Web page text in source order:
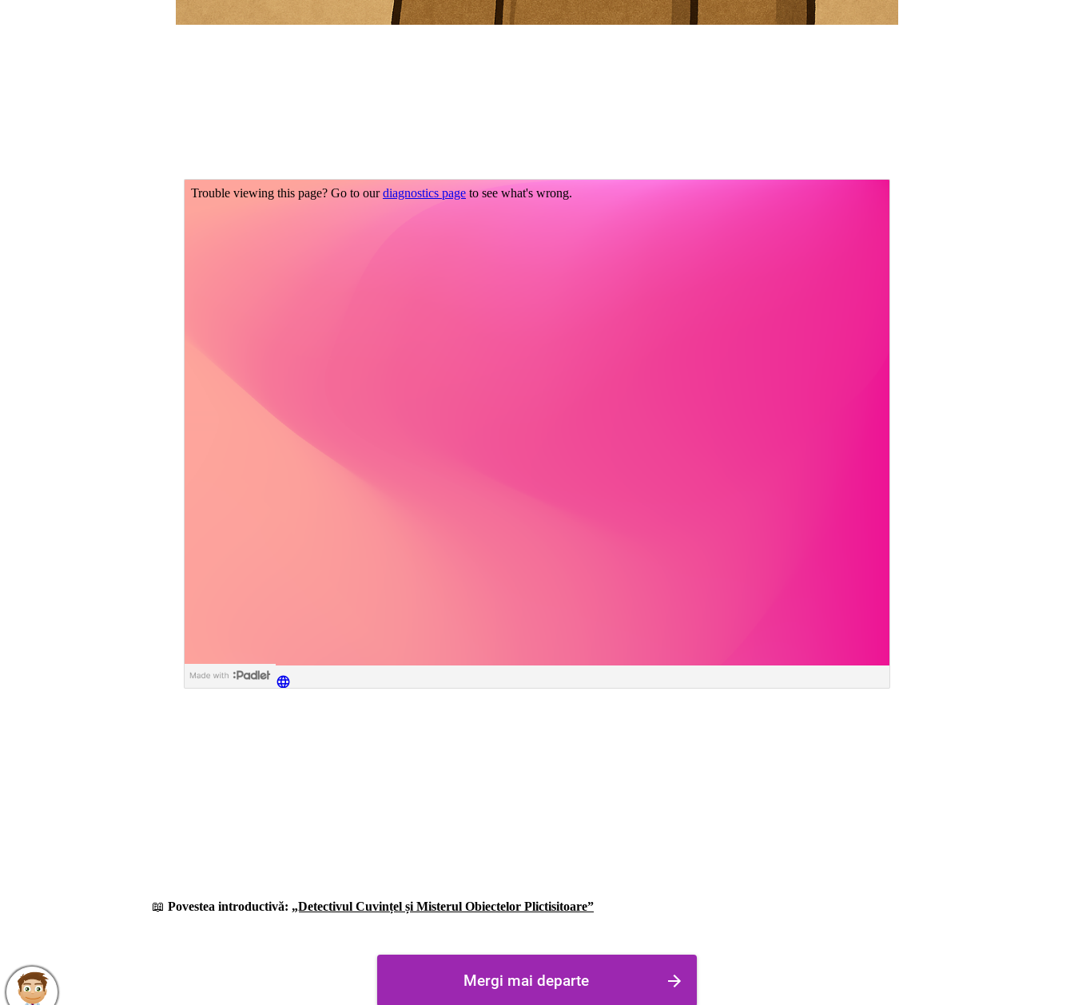
📖 Povestea introductivă: „Detectivul Cuvințel și Misterul Obiectelor Plictisitoare”
Mergi mai departe